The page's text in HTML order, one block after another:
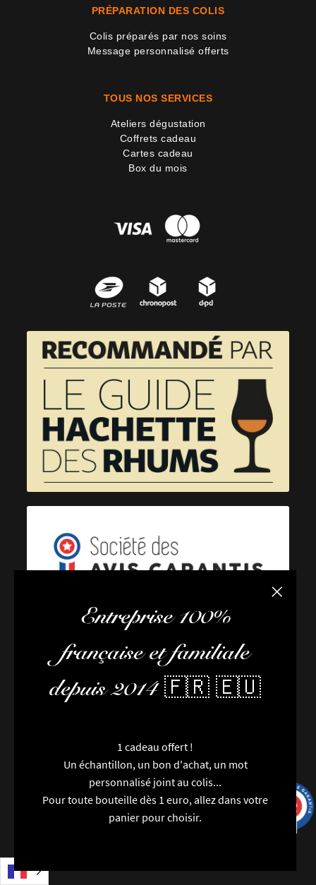
Fermer
Entreprise 100%
française et familiale
depuis 2014 🇫🇷 🇪🇺
1 cadeau offert !
Un échantillon, un bon d'achat, un mot
personnalisé joint au colis...
Pour toute bouteille dès 1 euro, allez dans votre
panier pour choisir.
PRÉPARATION DES COLIS
Colis préparés par nos soins
Message personnalisé offerts
TOUS NOS SERVICES
Ateliers dégustation
Coffrets cadeau
Cartes cadeau
Box du mois
Conditions de livraison
Conditions générales de vente
L’équipe
Newsletter
Marques
Particularités
Catégories
Millésimes
Régions
/10
9991 avis